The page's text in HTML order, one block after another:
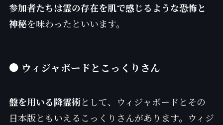
参加者たちは霊の存在を肌で感じるような恐怖と
神秘を味わったといいます。
● ウィジャボードとこっくりさん
盤を用いる降霊術として、ウィジャボードとその
日本版ともいえるこっくりさんがあります。ウィジ